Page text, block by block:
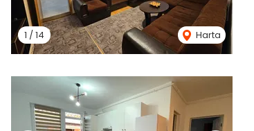
1 /14 Harta